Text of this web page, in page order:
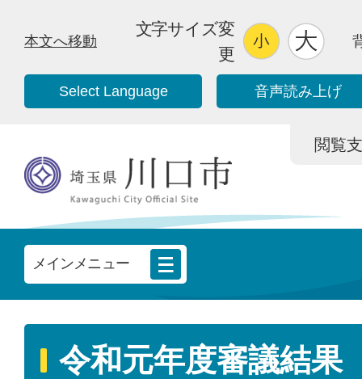
本文へ移動
文字サイズ変
更
Select Language 音声読み上げ
閲覧
メインメニュー
令和元年度審議結果